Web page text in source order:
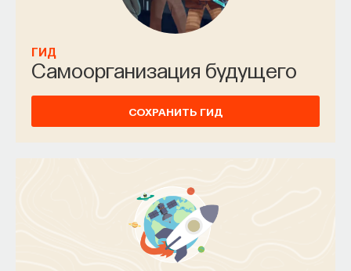
ГИД
Самоорганизация будущего
СОХРАНИТЬ ГИД